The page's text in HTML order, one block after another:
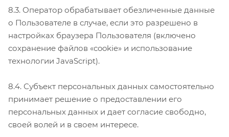
8.3. Оператор обрабатывает обезличенные данные
о Пользователе в случае, если это разрешено в
настройках браузера Пользователя (включено
сохранение файлов «cookie» и использование
технологии JavaScript).
8.4. Субъект персональных данных самостоятельно
принимает решение о предоставлении его
персональных данных и дает согласие свободно,
своей волей и в своем интересе.